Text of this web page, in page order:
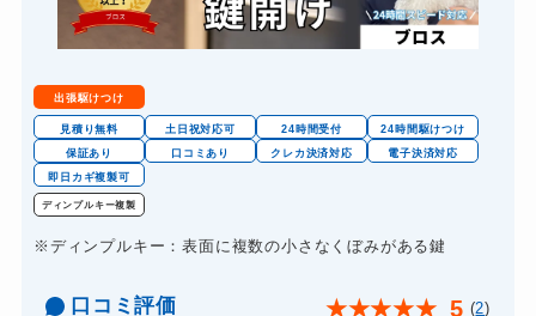
出張駆けつけ
見積り無料 土日祝対応可 24時間受付
24時間駆けつけ
保証あり
口コミあり クレカ決済対応
電子決済対応
即日カギ複製可
ディンプルキー複製
※ディンプルキー：表面に複数の小さなくぼみがある鍵
口コミ評価 ★★★★★ 5 (2)